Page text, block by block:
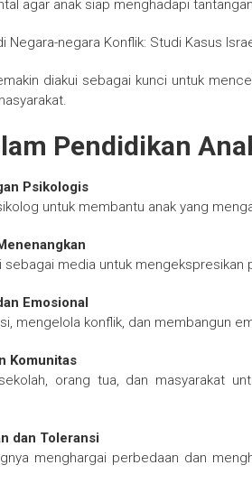
agar anak siap menghadapi
Negara-negara Konflik: Studi Kasus
diakui sebagai kunci untuk
Pendidikan
Psikologis
untuk membantu anak yang
sebagai media untuk
Emosional
mengelola konflik, dan membangun
Komunitas
orang tua, dan masyarakat
dan Toleransi
menghargai perbedaan dan